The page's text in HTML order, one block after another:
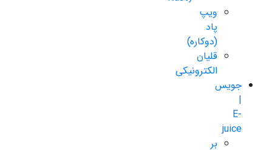
ویپ
پاد
(دوکاره)
قلیان
الکترونیکی
جویس
|
E-
juice
بر